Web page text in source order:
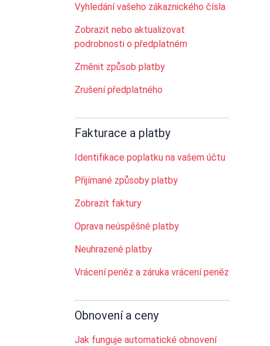
Vyhledání vašeho zákaznického čísla
Zobrazit nebo aktualizovat
podrobnosti o předplatném
Změnit způsob platby
Zrušení předplatného
Fakturace a platby
Identifikace poplatku na vašem účtu
Přijímané způsoby platby
Zobrazit faktury
Oprava neúspěšné platby
Neuhrazené platby
Vrácení peněz a záruka vrácení peněz
Obnovení a ceny
Jak funguje automatické obnovení